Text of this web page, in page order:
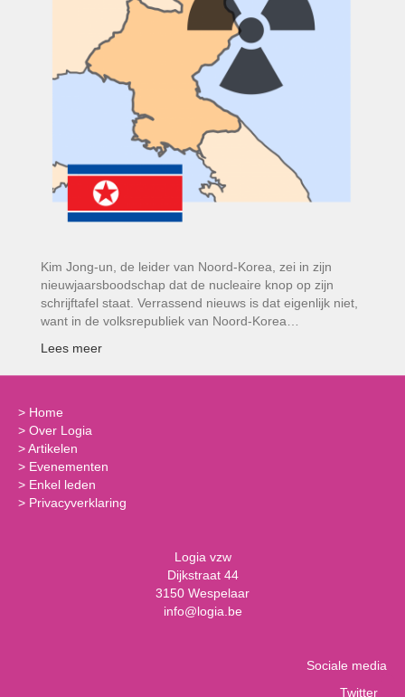
Kim Jong-un, de leider van Noord-Korea, zei in zijn
nieuwjaarsboodschap dat de nucleaire knop op zijn
schrijftafel staat. Verrassend nieuws is dat eigenlijk niet,
want in de volksrepubliek van Noord-Korea…
Lees meer
> Home
> Over Logia
>Artikelen
> Evenementen
> Enkel leden
> Privacyverklaring
Logia vzw
Dijkstraat 44
3150 Wespelaar
info@logia.be
Sociale media
Twitter